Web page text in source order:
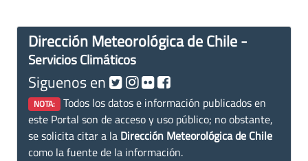
Dirección Meteorológica de Chile -
Servicios Climáticos
Siguenos en
NOTA: Todos los datos e información publicados en
este Portal son de acceso y uso público; no obstante,
se solicita citar a la Dirección Meteorológica de Chile
como la fuente de la información.